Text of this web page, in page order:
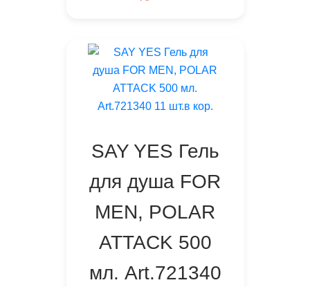
SAY YES Гель
для душа FOR
MEN, POLAR
ATTACK 500
мл. Art.721340